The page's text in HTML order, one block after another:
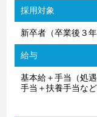
採用対象
新卒者（卒業後３年
給与
基本給＋手当（処
手当＋扶養手当な